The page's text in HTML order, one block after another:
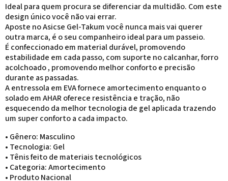
Ideal para quem procura se diferenciar da multidão. Com este
design único você não vai errar.
Aposte no Asicse Gel-Takum você nunca mais vai querer
outra marca, é o seu companheiro ideal para um passeio.
É confeccionado em material durável, promovendo
estabilidade em cada passo, com suporte no calcanhar, forro
acolchoado , promovendo melhor conforto e precisão
durante as passadas.
A entressola em EVA fornece amortecimento enquanto o
solado em AHAR oferece resistência e tração, não
esquecendo da melhor tecnologia de gel aplicada trazendo
um super conforto a cada impacto.
• Gênero: Masculino
• Tecnologia: Gel
• Tênis feito de materiais tecnológicos
• Categoria: Amortecimento
• Produto Nacional